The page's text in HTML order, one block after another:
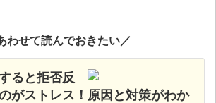
わせて読んでおきたい／
ると拒否反
がストレス！原因と対策がわか